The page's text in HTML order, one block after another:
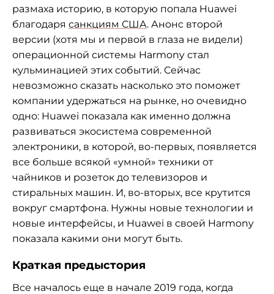
размаха историю, в которую попала Huawei
благодаря санкциям США. Анонс второй
версии (хотя мы и первой в глаза не видели)
операционной системы Harmony стал
кульминацией этих событий. Сейчас
невозможно сказать насколько это поможет
компании удержаться на рынке, но очевидно
одно: Huawei показала как именно должна
развиваться экосистема современной
электроники, в которой, во-первых, появляется
все больше всякой «умной» техники от
чайников и розеток до телевизоров и
стиральных машин. И, во-вторых, все крутится
вокруг смартфона. Нужны новые технологии и
новые интерфейсы, и Huawei в своей Harmony
показала какими они могут быть.
Краткая предыстория
Все началось еще в начале 2019 года, когда